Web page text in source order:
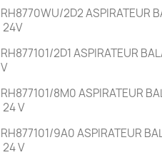
RH8770WU/2D2ASPIRATEUR
24V
RH877101/2D1ASPIRATEUR
V
RH877101/8M0ASPIRATEUR
24 V
RH877101/9A0ASPIRATEUR
24 V